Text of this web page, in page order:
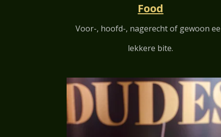
Food
Voor-, hoofd-, nagerecht of gewoon
lekkere bite.